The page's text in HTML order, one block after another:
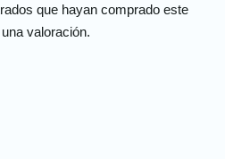
que hayan comprado este
valoración.